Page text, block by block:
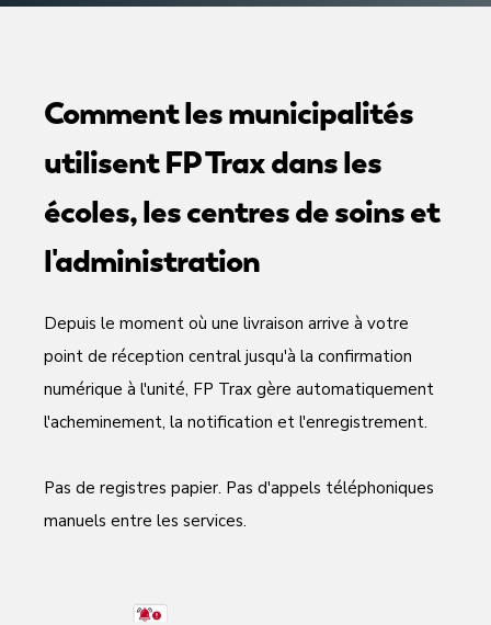
Comment les municipalités
utilisent FP Trax dans les
écoles, les centres de soins et
l'administration
Depuis le moment où une livraison arrive à votre
point de réception central jusqu'à la confirmation
numérique à l'unité, FP Trax gère automatiquement
l'acheminement, la notification et l'enregistrement.
Pas de registres papier. Pas d'appels téléphoniques
manuels entre les services.